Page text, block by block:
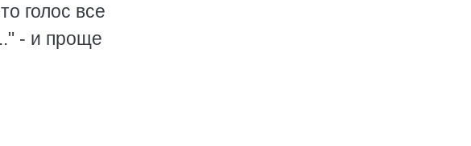
голос все
- и проще